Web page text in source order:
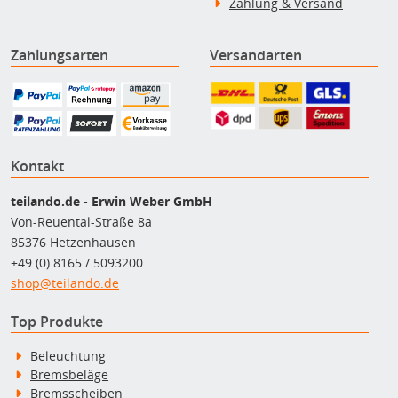
Zahlung & Versand
Zahlungsarten Versandarten
Kontakt
teilando.de - Erwin Weber GmbH
Von-Reuental-Straße 8a
85376 Hetzenhausen
+49 (0) 8165 / 5093200
shop@teilando.de
Top Produkte
Beleuchtung
Bremsbeläge
Bremsscheiben